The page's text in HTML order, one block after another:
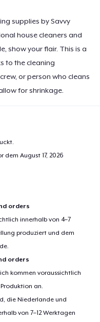
supplies by Savvy
house cleaners and
show your flair. This is a
to the cleaning
or person who cleans
for shrinkage.
demAugust 17, 2026
orders
innerhalb von 4–7
produziert und dem
orders
kommen voraussichtlich
an.
die Niederlande und
von 7–12 Werktagen
Tee